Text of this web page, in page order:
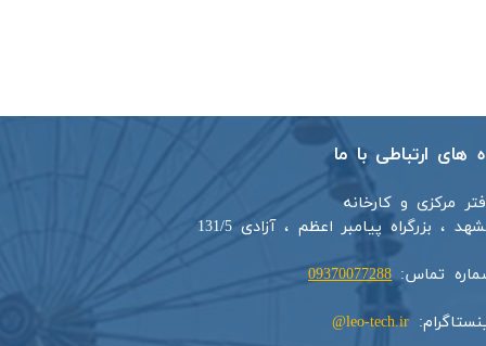
های ارتباطی با ما
مرکزی و کارخانه
، بزرگراه پیامبر اعظم ، آزادی 131/5​​
تماس:09370077288
leo-tech.ir@